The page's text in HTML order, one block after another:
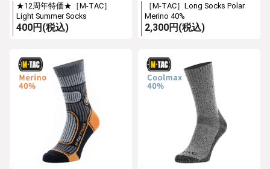
★12周年特価★［M-TAC］
Light Summer Socks
400円(税込)
［M-TAC］Long Socks Polar
Merino 40%
2,300円(税込)